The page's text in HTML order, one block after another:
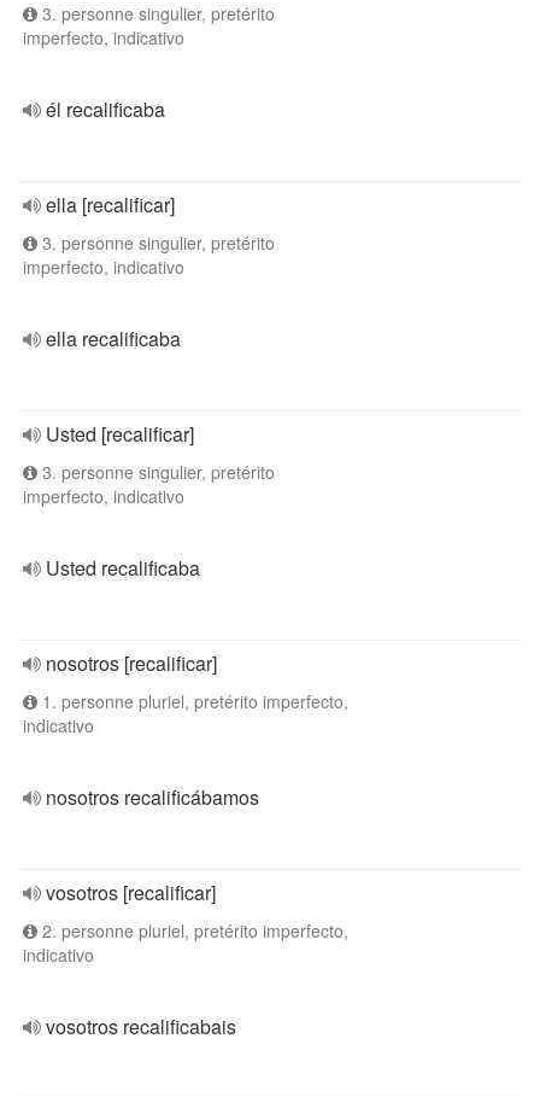
3. personne singulier, pretérito
imperfecto, indicativo
él recalificaba
ella [recalificar]
3. personne singulier, pretérito
imperfecto, indicativo
ella recalificaba
Usted [recalificar]
3. personne singulier, pretérito
imperfecto, indicativo
Usted recalificaba
nosotros [recalificar]
1. personne pluriel, pretérito imperfecto,
indicativo
nosotros recalificábamos
vosotros [recalificar]
2. personne pluriel, pretérito imperfecto,
indicativo
vosotros recalificabais